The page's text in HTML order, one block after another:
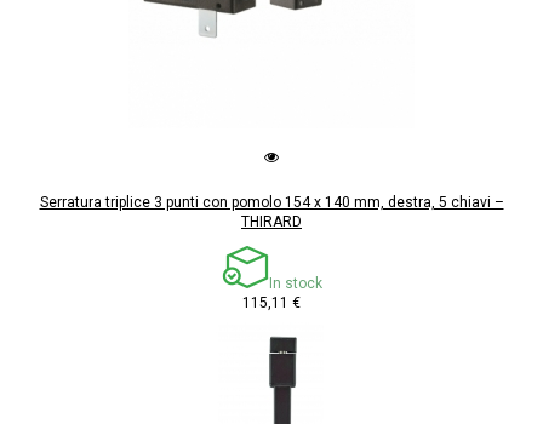
Serratura triplice 3 punti con pomolo 154 x 140 mm, destra, 5 chiavi –
THIRARD
In stock
115,11 €